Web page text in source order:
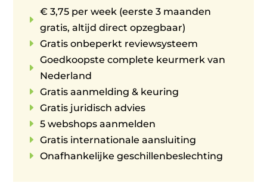
E
€ 3,75 per week (eerste 3 maanden
gratis, altijd direct opzegbaar)
E Gratis onbeperkt reviewsysteem
E
Goedkoopste complete keurmerk van
Nederland
E Gratis aanmelding & keuring
E Gratis juridisch advies
E 5 webshops aanmelden
E Gratis internationale aansluiting
E Onafhankelijke geschillenbeslechting